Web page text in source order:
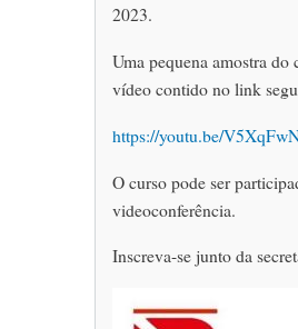
2023.
Uma pequena amostra
vídeo contido no link
https://youtu.be/
O curso pode ser
videoconferência.
Inscreva-se junto da